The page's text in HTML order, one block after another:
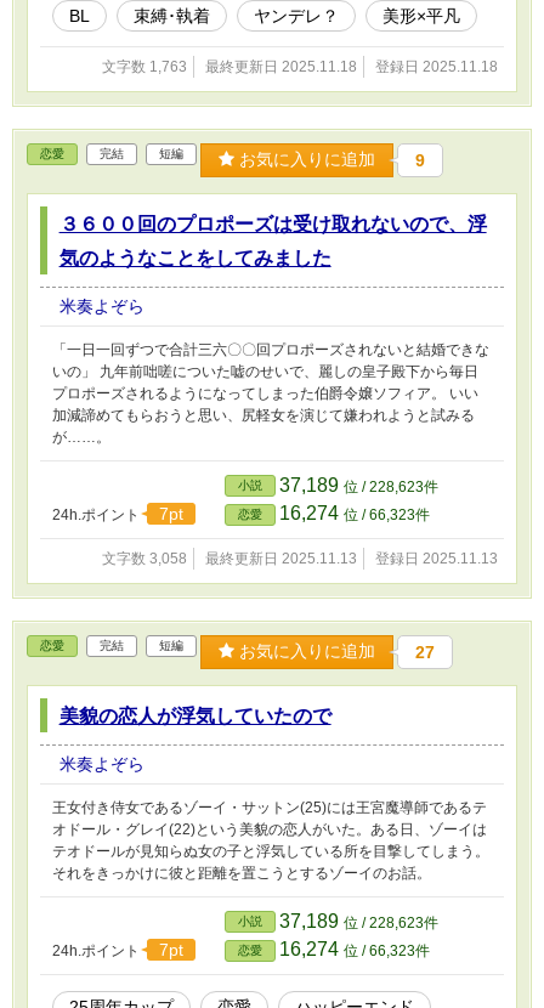
BL 束縛･執着 ヤンデレ？ 美形×平凡
文字数 1,763 最終更新日 2025.11.18 登録日 2025.11.18
恋愛 完結 短編 お気に入りに追加 9
３６００回のプロポーズは受け取れないので、浮
気のようなことをしてみました
米奏よぞら
「一日一回ずつで合計三六〇〇回プロポーズされないと結婚できな
いの」 九年前咄嗟についた嘘のせいで、麗しの皇子殿下から毎日
プロポーズされるようになってしまった伯爵令嬢ソフィア。 いい
加減諦めてもらおうと思い、尻軽女を演じて嫌われようと試みる
が……。
24h.ポイント 7pt
小説 37,189 位 / 228,623件
恋愛 16,274 位 / 66,323件
文字数 3,058 最終更新日 2025.11.13 登録日 2025.11.13
恋愛 完結 短編 お気に入りに追加 27
美貌の恋人が浮気していたので
米奏よぞら
王女付き侍女であるゾーイ・サットン(25)には王宮魔導師であるテ
オドール・グレイ(22)という美貌の恋人がいた。ある日、ゾーイは
テオドールが見知らぬ女の子と浮気している所を目撃してしまう。
それをきっかけに彼と距離を置こうとするゾーイのお話。
24h.ポイント 7pt
小説 37,189 位 / 228,623件
恋愛 16,274 位 / 66,323件